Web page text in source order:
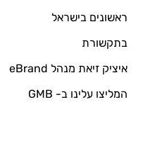
ראשונים בישראל
בתקשורת
איציק זיאת מנהל eBrand
המליצו עלינו ב- GMB